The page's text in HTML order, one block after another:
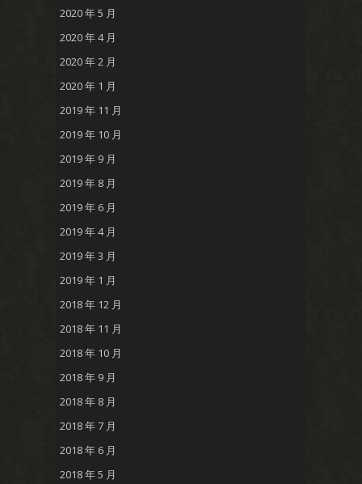
2020 年 5 月
2020 年 4 月
2020 年 2 月
2020 年 1 月
2019 年 11 月
2019 年 10 月
2019 年 9 月
2019 年 8 月
2019 年 6 月
2019 年 4 月
2019 年 3 月
2019 年 1 月
2018 年 12 月
2018 年 11 月
2018 年 10 月
2018 年 9 月
2018 年 8 月
2018 年 7 月
2018 年 6 月
2018 年 5 月